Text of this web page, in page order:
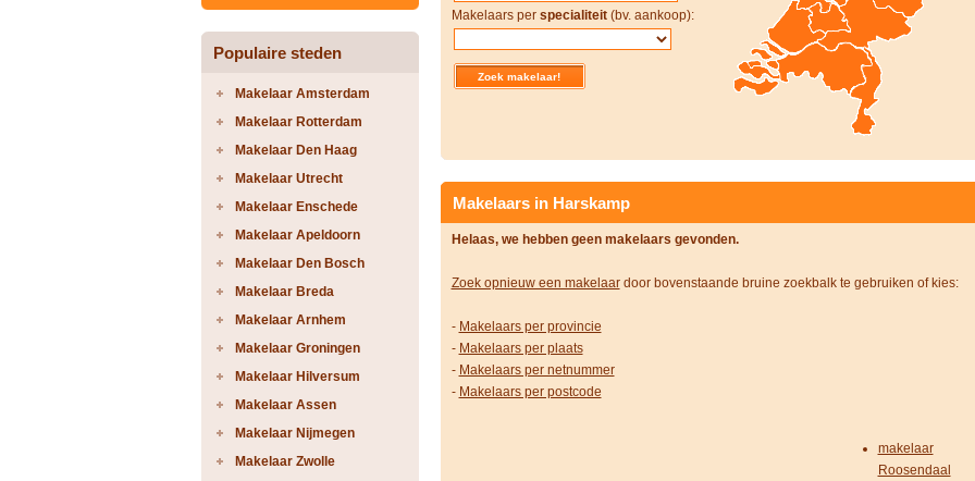
Populaire steden
Makelaar Amsterdam
Makelaar Rotterdam
Makelaar Den Haag
Makelaar Utrecht
Makelaar Enschede
Makelaar Apeldoorn
Makelaar Den Bosch
Makelaar Breda
Makelaar Arnhem
Makelaar Groningen
Makelaar Hilversum
Makelaar Assen
Makelaar Nijmegen
Makelaar Zwolle
Makelaars per specialiteit(bv. aankoop):
Makelaars in Harskamp
Helaas, we hebben geen makelaars gevonden.
Zoek opnieuw een makelaardoor bovenstaande bruine zoekbalk te gebruiken of kies:
- Makelaars per provincie
- Makelaars per plaats
- Makelaars per netnummer
- Makelaars per postcode
makelaar
Roosendaal